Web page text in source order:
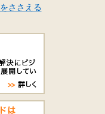
ささえる